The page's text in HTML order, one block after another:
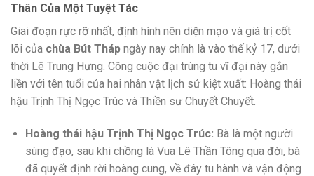
Thân Của Một Tuyệt Tác
Giai đoạn rực rỡ nhất, định hình nên diện mạo và giá trị cốt
lõi của chùa Bút Tháp ngày nay chính là vào thế kỷ 17, dưới
thời Lê Trung Hưng. Công cuộc đại trùng tu vĩ đại này gắn
liền với tên tuổi của hai nhân vật lịch sử kiệt xuất: Hoàng thái
hậu Trịnh Thị Ngọc Trúc và Thiền sư Chuyết Chuyết.
Hoàng thái hậu Trịnh Thị Ngọc Trúc: Bà là một người
sùng đạo, sau khi chồng là Vua Lê Thần Tông qua đời, bà
đã quyết định rời hoàng cung, về đây tu hành và vận động